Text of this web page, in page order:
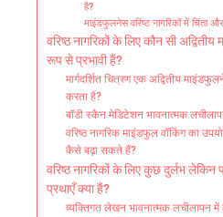
है?
माइंडफुलनेस वरिष्ठ नागरिकों में
वरिष्ठ नागरिकों के लिए कौन सी
रूप से प्रभावी हैं?
मार्गदर्शित चित्रण एक अद्वितीय
करता है?
बॉडी स्कैन मेडिटेशन भावनात्मक
वरिष्ठ नागरिक माइंडफुल वॉकिंग का
कैसे बढ़ा सकते हैं?
वरिष्ठ नागरिकों के लिए कुछ दुर्लभ
प्रथाएँ क्या हैं?
व्यक्तिगत लेखन भावनात्मक लचीलापन